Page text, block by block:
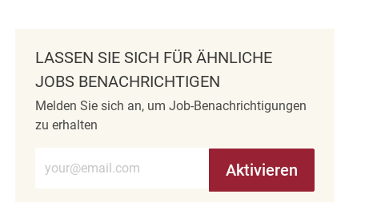
LASSEN SIE SICH FÜR ÄHNLICHE
JOBS BENACHRICHTIGEN
Melden Sie sich an, um Job-Benachrichtigungen
zu erhalten
E-Mail-Adresse eingeben (erforderlich)
Aktivieren